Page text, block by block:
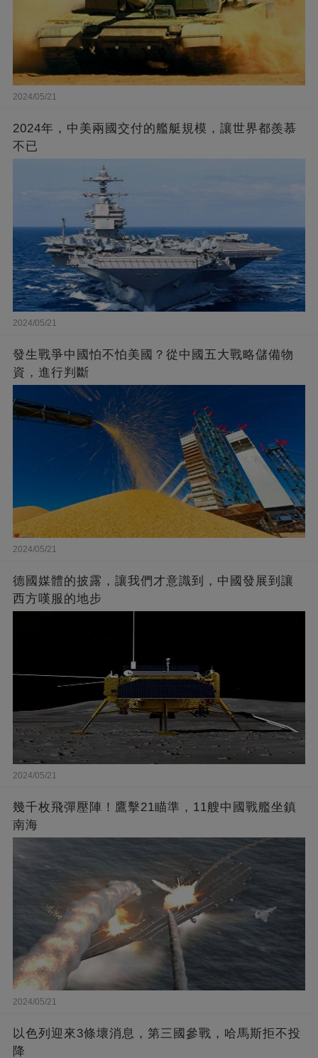
2024/05/21
2024年，中美兩國交付的艦艇規模，讓世界都羨慕
不已
2024/05/21
發生戰爭中國怕不怕美國？從中國五大戰略儲備物
資，進行判斷
2024/05/21
德國媒體的披露，讓我們才意識到，中國發展到讓
西方嘆服的地步
2024/05/21
幾千枚飛彈壓陣！鷹擊21瞄準，11艘中國戰艦坐鎮
南海
2024/05/21
以色列迎來3條壞消息，第三國參戰，哈馬斯拒不投
降